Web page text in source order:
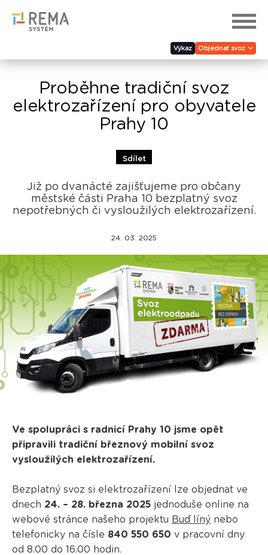
Výkaz Objednat svoz
Proběhne tradiční svoz
elektrozařízení pro obyvatele
Prahy 10
Sdílet
Již po dvanácté zajišťujeme pro občany
městské části Praha 10 bezplatný svoz
nepotřebných či vysloužilých elektrozařízení.
24. 03. 2025
Ve spolupráci s radnicí Prahy 10 jsme opět
připravili tradiční březnový mobilní svoz
vysloužilých elektrozařízení.
Bezplatný svoz si elektrozařízení lze objednat ve
dnech 24. – 28. března 2025 jednoduše online na
webové stránce našeho projektu Buď línýnebo
telefonicky na čísle 840 550 650 v pracovní dny
od 8.00 do 16.00 hodin.